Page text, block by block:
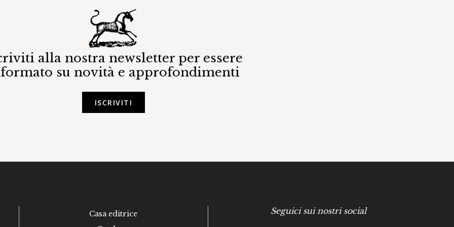
alla nostra newsletter per essere
su novità e approfondimenti
ISCRIVITI
Casa editrice
Seguici sui nostri social